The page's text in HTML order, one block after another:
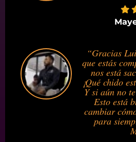
“Gracias
que estás
nos está
¡Qué chido
Y si aún no
Esto está
cambiar
para